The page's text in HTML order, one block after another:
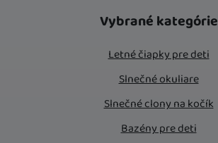
Vybrané kategórie
Letné čiapky pre deti
Slnečné okuliare
Slnečné clony na kočík
Bazény pre deti